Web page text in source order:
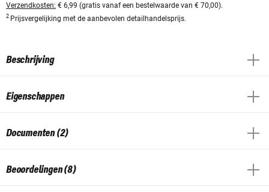
Verzendkosten: € 6,99 (gratis vanaf een bestelwaarde van € 70,00).
2 Prijsvergelijking met de aanbevolen detailhandelsprijs.
Beschrijving
Eigenschappen
Documenten (2)
Beoordelingen (8)